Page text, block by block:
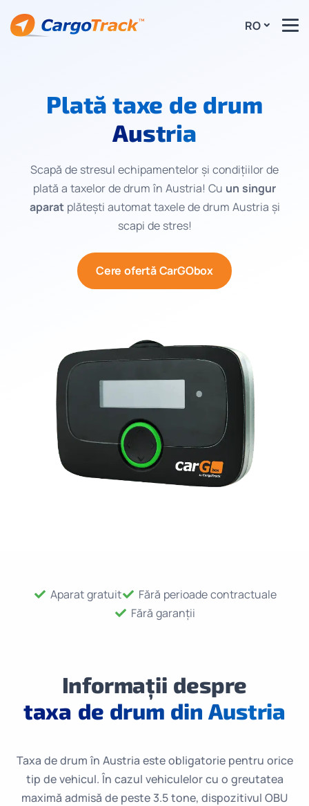
RO
Plată taxe de drum
Austria
Scapă de stresul echipamentelor și condițiilor de
plată a taxelor de drum în Austria! Cu un singur
aparatplătești automat taxele de drum Austria și
scapi de stres!
Cere ofertă CarGObox
Aparat gratuit
Fără perioade contractuale
Fără garanții
Informații despre
taxa de drum din Austria
Taxa de drum în Austria este obligatorie pentru orice
tip de vehicul. În cazul vehiculelor cu o greutatea
maximă admisă de peste 3.5 tone, dispozitivul OBU